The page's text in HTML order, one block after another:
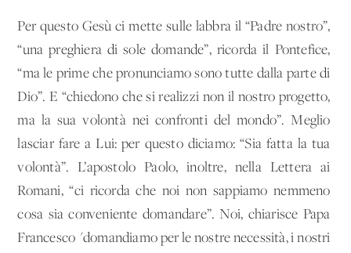
Per questo Gesù ci mette sulle labbra il “Padre nostro”,
“una preghiera di sole domande”, ricorda il Pontefice,
“ma le prime che pronunciamo sono tutte dalla parte di
Dio”. E “chiedono che si realizzi non il nostro progetto,
ma la sua volontà nei confronti del mondo”. Meglio
lasciar fare a Lui: per questo diciamo: “Sia fatta la tua
volontà”. L’apostolo Paolo, inoltre, nella Lettera ai
Romani, “ci ricorda che noi non sappiamo nemmeno
cosa sia conveniente domandare”. Noi, chiarisce Papa
Francesco "domandiamo per le nostre necessità, i nostri